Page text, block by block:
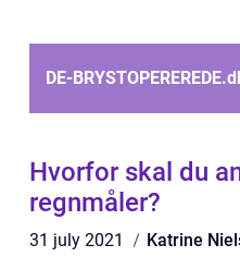
DE-BRYSTOPEREREDE.
Hvorfor skal du
regnmåler?
31 july 2021 Katrine